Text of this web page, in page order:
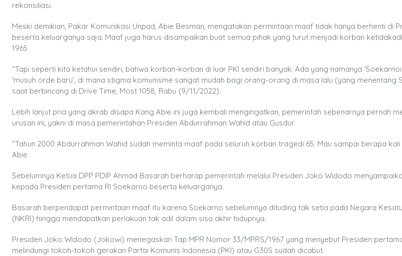
rekonsiliasi.
Meski demikian, Pakar Komunikasi Unpad, Abie Besman, mengatakan permintaan maaf tidak hanya berhenti di
beserta keluarganya saja. Maaf juga harus disampaikan buat semua pihak yang turut menjadi korban
1965.
“Tapi seperti kita ketahui sendiri, bahwa korban-korban di luar PKI sendiri banyak. Ada yang namanya
‘musuh orde baru’, di mana stigma komunisme sangat mudah bagi orang-orang di masa lalu (yang menentang
saat berbincang di Drive Time, Most 1058, Rabu (9/11/2022).
Lebih lanjut pria yang akrab disapa Kang Abie ini juga kembali mengingatkan, pemerintah sebenarnya pernah
urusan ini, yakni di masa pemerintahan Presiden Abdurrahman Wahid atau Gusdur.
“Tahun 2000 Abdurrahman Wahid sudah meminta maaf pada seluruh korban tragedi 65. Mau sampai berapa
Abie.
Sebelumnya Ketua DPP PDIP Ahmad Basarah berharap pemerintah melalui Presiden Joko Widodo
kepada Presiden pertama RI Soekarno beserta keluarganya.
Basarah berpendapat permintaan maaf itu karena Soekarno sebelumnya dituding tak setia pada Negara
(NKRI) hingga mendapatkan perlakuan tak adil dalam sisa akhir hidupnya.
Presiden Joko Widodo (Jokowi) menegaskan Tap MPR Nomor 33/MPRS/1967 yang menyebut Presiden
melindungi tokoh-tokoh gerakan Partai Komunis Indonesia (PKI) atau G30S sudah dicabut.